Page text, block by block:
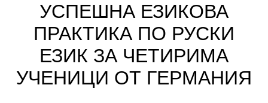
АНГЛИЙСКИ ЕЗИК – ИСПАНСКИ ЕЗИК
АНГЛИЙСКИ ЕЗИК – НЕМСКИ ЕЗИК
АНГЛИЙСКИ ЕЗИК – ГРЪЦКИ ЕЗИК
УСПЕШНА ЕЗИКОВА
ПРАКТИКА ПО РУСКИ
ЕЗИК ЗА ЧЕТИРИМА
УЧЕНИЦИ ОТ ГЕРМАНИЯ